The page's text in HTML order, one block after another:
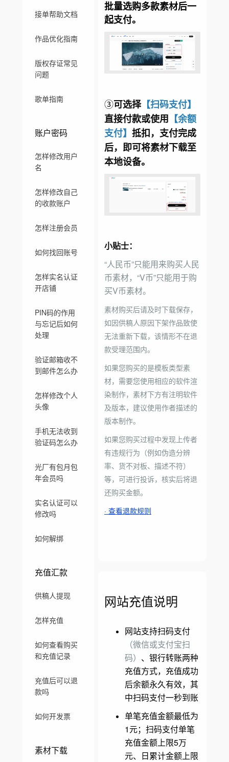
接单帮助文档
作品优化指南
版权存证常见
问题
歌单指南
账户密码
怎样修改用户
名
怎样修改自己
的收款账户
怎样注册会员
如何找回账号
怎样实名认证
开店铺
PIN码的作用
与忘记后如何
处理
验证邮箱收不
到邮件怎么办
怎样修改个人
头像
手机无法收到
验证码怎么办
光厂有包月包
年会员吗
实名认证可以
修改吗
如何解绑
充值汇款
供稿人提现
怎样充值
如何查看购买
和充值记录
充值后可以退
款吗
如何开发票
素材下载
批量选购多款素材后一
起支付。
③可选择【扫码支付】
直接付款或使用
【余额
支付】 抵扣，支付完成
后，即可将素材下载至
本地设备。
小贴士：
“人民币”只能用来购买人民
币素材，“V币”只能用于购
买V币素材。
素材购买后请及时下载保存，
如因供稿人原因下架作品致使
无法重新下载，该情形不在退
款受理范围内。
如果您购买的是模板类型素
材，需要您使用相应的软件渲
染制作，素材下方有注明软件
及版本，建议使用作者描述的
版本制作。
如果您购买过程中发现上传者
有违规行为（例如伪造分辨
率、货不对板、描述不符）
等，可进行投诉，核实后将退
还购买金额。
· 查看退款规则
网站充值说明
网站支持扫码支付
（微信或支付宝扫
码） 、银行转账两种
充值方式，充值成功
后余额永久有效，其
中扫码支付一秒到账
单笔充值金额最低为
1元；扫码支付单笔
充值金额上限5万
元、日累计金额上限